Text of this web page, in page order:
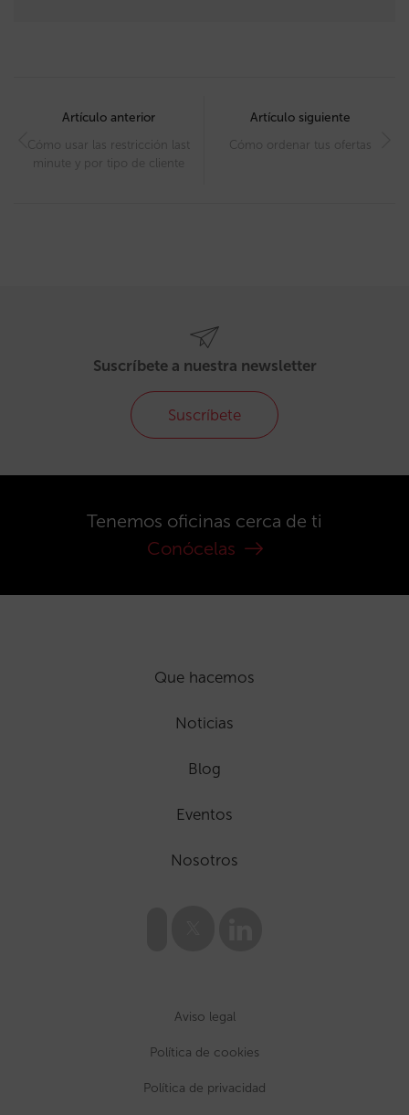
navigation
Artículo anterior
Cómo usar las restricción last
minute y por tipo de cliente
Artículo siguiente
Cómo ordenar tus ofertas
Suscríbete a nuestra newsletter
Suscríbete
Tenemos oficinas cerca de ti
Conócelas
Que hacemos
Noticias
Blog
Eventos
Nosotros
Aviso legal
Política de cookies
Política de privacidad